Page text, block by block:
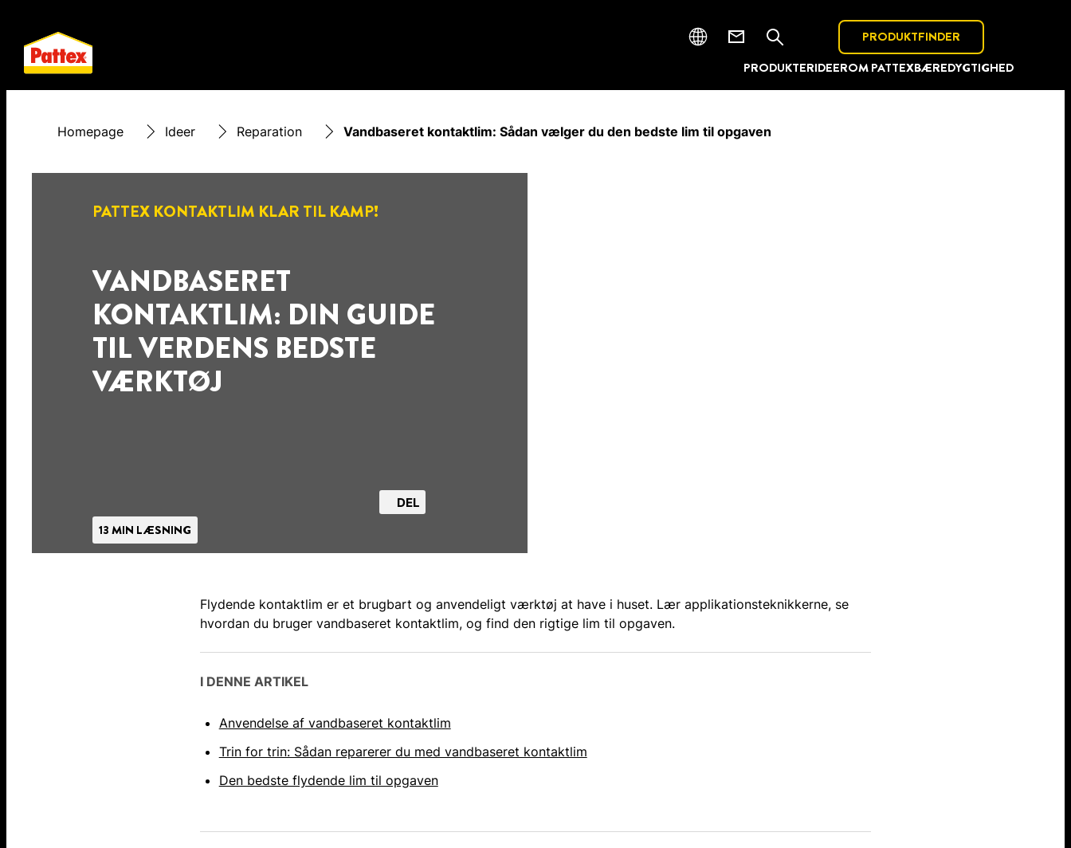
PRODUKTERIDEEROM PATTEXBÆREDYGTIGHED
PRODUKTFINDER
Homepage Ideer Reparation Vandbaseret kontaktlim: Sådan vælger du den bedste lim til opgaven
PATTEX KONTAKTLIM KLAR TIL KAMP!
VANDBASERET
KONTAKTLIM: DIN GUIDE
TIL VERDENS BEDSTE
VÆRKTØJ
13 MIN LÆSNING
DEL
Flydende kontaktlim er et brugbart og anvendeligt værktøj at have i huset. Lær applikationsteknikkerne, se
hvordan du bruger vandbaseret kontaktlim, og find den rigtige lim til opgaven.
I DENNE ARTIKEL
Anvendelse af vandbaseret kontaktlim
Trin for trin: Sådan reparerer du med vandbaseret kontaktlim
Den bedste flydende lim til opgaven